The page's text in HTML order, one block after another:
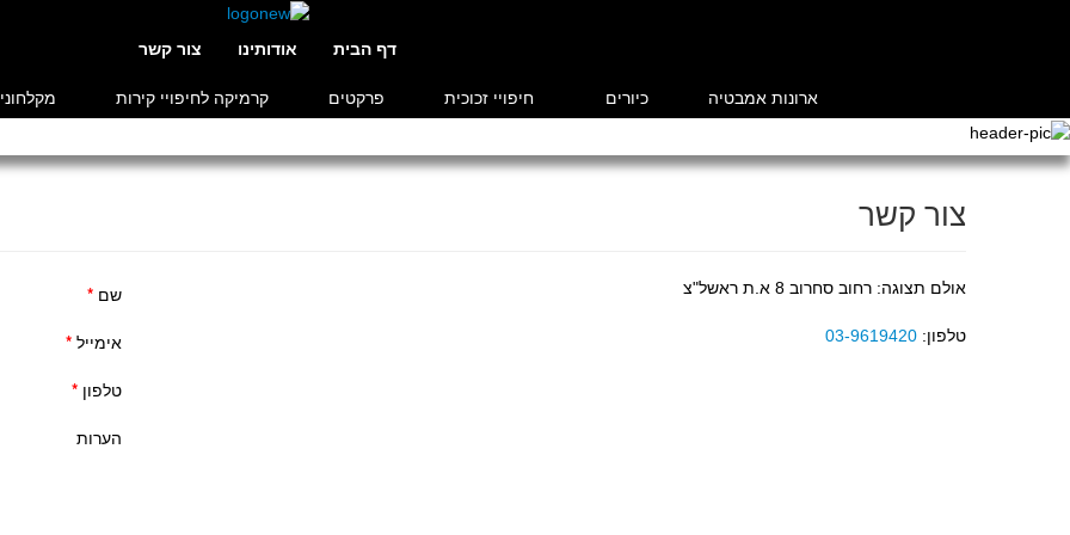
דף הבית אודותינו צור קשר
ארונות אמבטיה כיורים חיפויי זכוכית פרקטים קרמיקה לחיפויי קירות
צור קשר
אולם תצוגה: רחוב סחרוב 8 א.ת ראשל"צ
טלפון: 03-9619420
שם *
אימייל *
טלפון *
הערות